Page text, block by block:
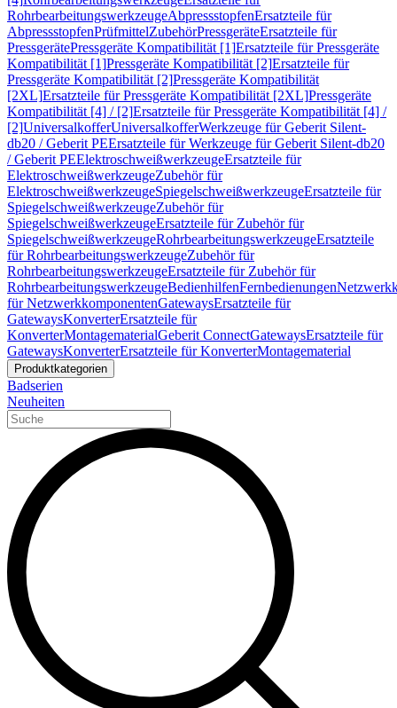
RohrbearbeitungswerkzeugeAbpressstopfenErsatzteile für
AbpressstopfenPrüfmittelZubehörPressgeräteErsatzteile für
PressgerätePressgeräte Kompatibilität [1]Ersatzteile für Pressgeräte
Kompatibilität [1]Pressgeräte Kompatibilität [2]Ersatzteile für
Pressgeräte Kompatibilität [2]Pressgeräte Kompatibilität
[2XL]Ersatzteile für Pressgeräte Kompatibilität [2XL]Pressgeräte
Kompatibilität [4] / [2]Ersatzteile für Pressgeräte Kompatibilität [4] /
[2]UniversalkofferUniversalkofferWerkzeuge für Geberit Silent-
db20 / Geberit PEErsatzteile für Werkzeuge für Geberit Silent-db20
/ Geberit PEElektroschweißwerkzeugeErsatzteile für
ElektroschweißwerkzeugeZubehör für
ElektroschweißwerkzeugeSpiegelschweißwerkzeugeErsatzteile für
SpiegelschweißwerkzeugeZubehör für
SpiegelschweißwerkzeugeErsatzteile für Zubehör für
SpiegelschweißwerkzeugeRohrbearbeitungswerkzeugeErsatzteile
für RohrbearbeitungswerkzeugeZubehör für
RohrbearbeitungswerkzeugeErsatzteile für Zubehör für
RohrbearbeitungswerkzeugeBedienhilfenFernbedienungen
für NetzwerkkomponentenGatewaysErsatzteile für
GatewaysKonverterErsatzteile für
KonverterMontagematerialGeberit ConnectGatewaysErsatzteile für
GatewaysKonverterErsatzteile für KonverterMontagematerial
Produktkategorien
Badserien
Neuheiten